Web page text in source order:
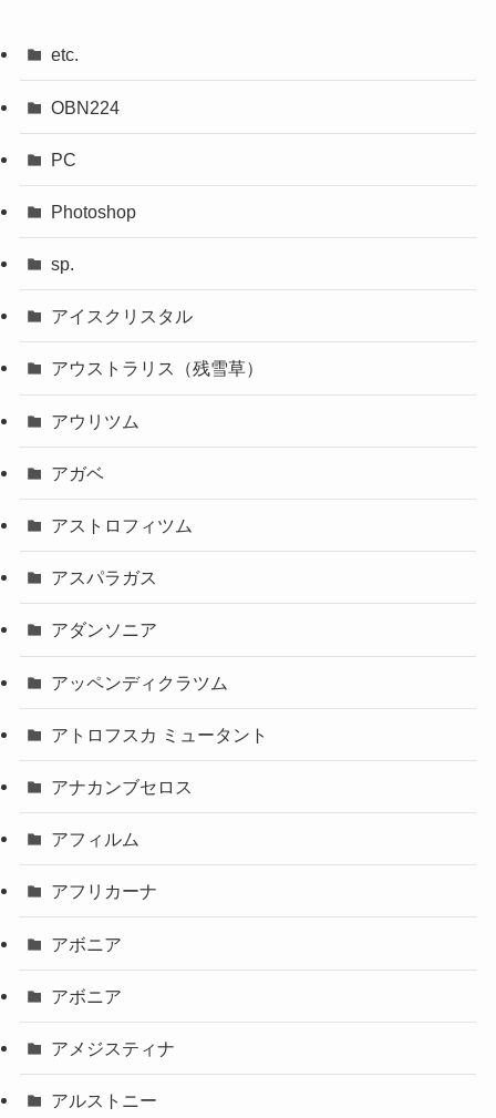
etc.
OBN224
PC
Photoshop
sp.
アイスクリスタル
アウストラリス（残雪草）
アウリツム
アガベ
アストロフィツム
アスパラガス
アダンソニア
アッペンディクラツム
アトロフスカ ミュータント
アナカンブセロス
アフィルム
アフリカーナ
アボニア
アボニア
アメジスティナ
アルストニー